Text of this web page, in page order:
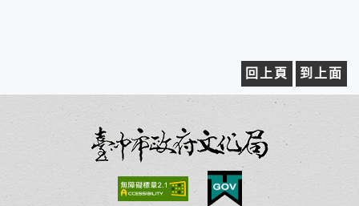
回上頁 到上面